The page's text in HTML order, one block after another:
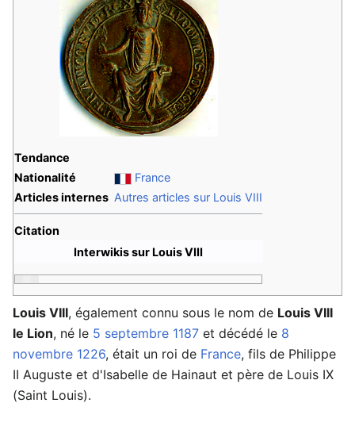
Tendance
Nationalité
France
Articles internes Autres articles sur Louis VIII
Citation
Interwikis sur Louis VIII
Louis VIII, également connu sous le nom de Louis VIII
le Lion, né le 5 septembre 1187 et décédé le 8
novembre 1226, était un roi de France, fils de Philippe
II Auguste et d'Isabelle de Hainaut et père de Louis IX
(Saint Louis).